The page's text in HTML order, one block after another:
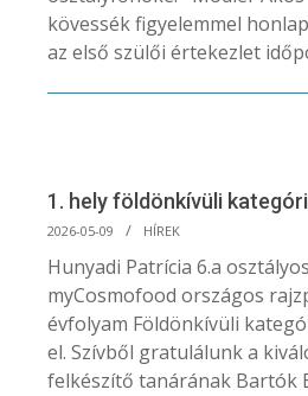
kövessék figyelemmel
az első szülői értekezlet
1. hely földönkívüli
2026-
05-
2026-05-09 HÍREK
Hunyadi Patrícia 6.a
myCosmofood országos
évfolyam Földönkívüli
el. Szívből gratulálunk a
felkészítő tanárának Bartók